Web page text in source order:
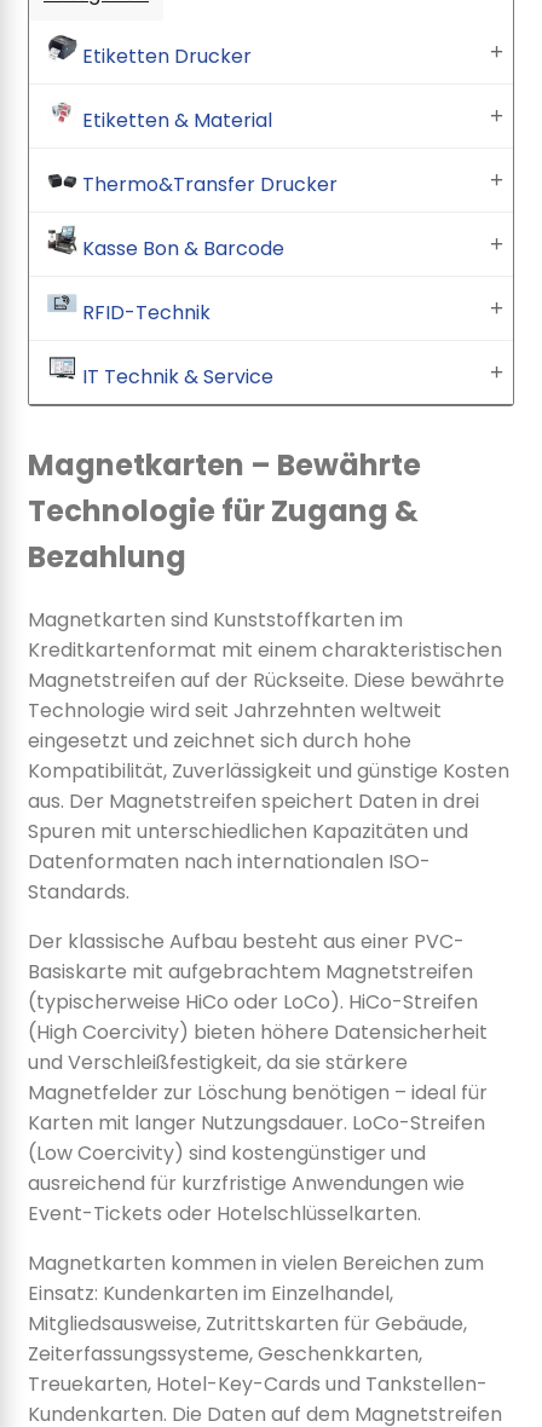
Etiketten Drucker
Etiketten & Material
Thermo&Transfer Drucker
Kasse Bon & Barcode
RFID-Technik
IT Technik & Service
Magnetkarten – Bewährte
Technologie für Zugang &
Bezahlung
Magnetkarten sind Kunststoffkarten im
Kreditkartenformat mit einem charakteristischen
Magnetstreifen auf der Rückseite. Diese bewährte
Technologie wird seit Jahrzehnten weltweit
eingesetzt und zeichnet sich durch hohe
Kompatibilität, Zuverlässigkeit und günstige Kosten
aus. Der Magnetstreifen speichert Daten in drei
Spuren mit unterschiedlichen Kapazitäten und
Datenformaten nach internationalen ISO-
Standards.
Der klassische Aufbau besteht aus einer PVC-
Basiskarte mit aufgebrachtem Magnetstreifen
(typischerweise HiCo oder LoCo). HiCo-Streifen
(High Coercivity) bieten höhere Datensicherheit
und Verschleißfestigkeit, da sie stärkere
Magnetfelder zur Löschung benötigen – ideal für
Karten mit langer Nutzungsdauer. LoCo-Streifen
(Low Coercivity) sind kostengünstiger und
ausreichend für kurzfristige Anwendungen wie
Event-Tickets oder Hotelschlüsselkarten.
Magnetkarten kommen in vielen Bereichen zum
Einsatz: Kundenkarten im Einzelhandel,
Mitgliedsausweise, Zutrittskarten für Gebäude,
Zeiterfassungssysteme, Geschenkkarten,
Treuekarten, Hotel-Key-Cards und Tankstellen-
Kundenkarten. Die Daten auf dem Magnetstreifen